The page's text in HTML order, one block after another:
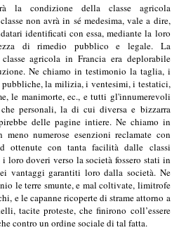
la condizione della classe agricola
non avrà in sé medesima, vale a dire,
identificati con essa, mediante la loro
di rimedio pubblico e legale. La
agricola in Francia era deplorabile
Ne chiamo in testimonio la taglia, i
la milizia, i ventesimi, i testatici,
le manimorte, ec., e tutti gl'innumerevoli
personali, la di cui diversa e bizzarra
delle pagine intiere. Ne chiamo in
numerose esenzioni reclamate con
ottenute con tanta facilità dalle classi
i loro doveri verso la società fossero stati in
vantaggi garantiti loro dalla società. Ne
le terre smunte, e mal coltivate, limitrofe
e le capanne ricoperte di strame attorno a
tacite proteste, che finirono coll’essere
contro un ordine sociale di tal fatta.